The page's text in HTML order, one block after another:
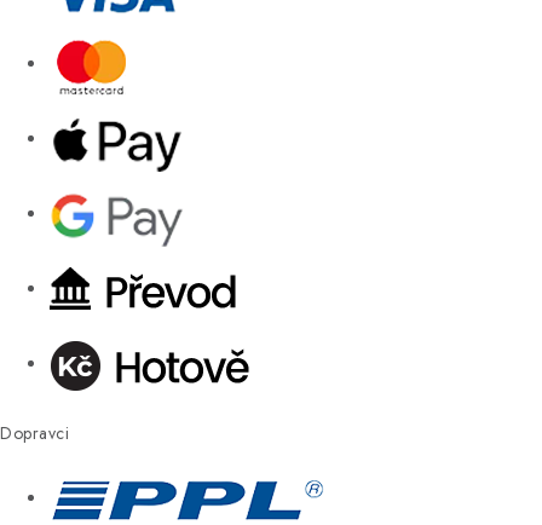
Dopravci